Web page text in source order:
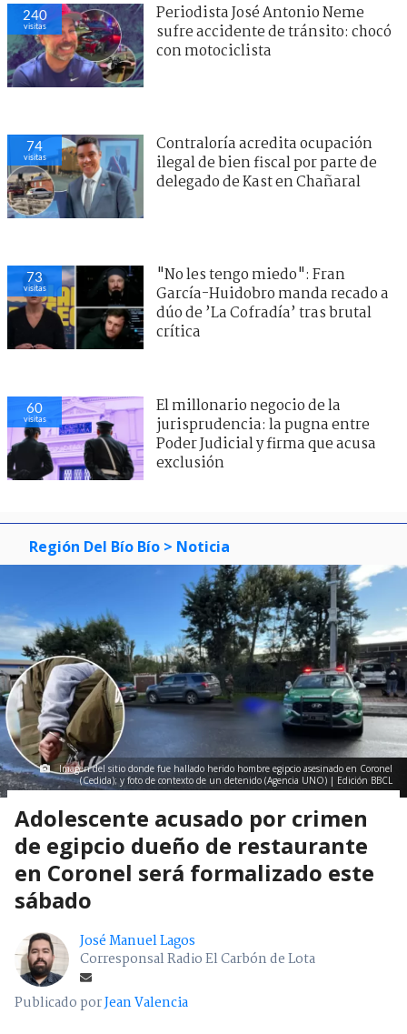
240
visitas
Periodista José Antonio Neme
sufre accidente de tránsito: chocó
con motociclista
74
visitas
Contraloría acredita ocupación
ilegal de bien fiscal por parte de
delegado de Kast en Chañaral
73
visitas
"No les tengo miedo": Fran
García-Huidobro manda recado a
dúo de ’La Cofradía’ tras brutal
crítica
60
visitas
El millonario negocio de la
jurisprudencia: la pugna entre
Poder Judicial y firma que acusa
exclusión
Región Del Bío Bío > Noticia
Imagen del sitio donde fue hallado herido hombre egipcio asesinado en Coronel
(Cedida); y foto de contexto de un detenido (Agencia UNO) | Edición BBCL
Adolescente acusado por crimen
de egipcio dueño de restaurante
en Coronel será formalizado este
sábado
José Manuel Lagos
Corresponsal Radio El Carbón de Lota
Publicado porJean Valencia